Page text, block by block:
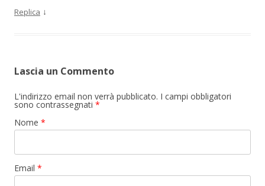
Replica ↓
Lascia un Commento
L'indirizzo email non verrà pubblicato. I campi obbligatori
sono contrassegnati *
Nome *
Email *